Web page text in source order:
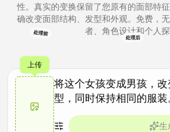
性。真实的变换保留了您原有的面部特
确改变面部结构、发型和外观。免费，
者、角色设计和个人探
处理前
处理后
上传
生